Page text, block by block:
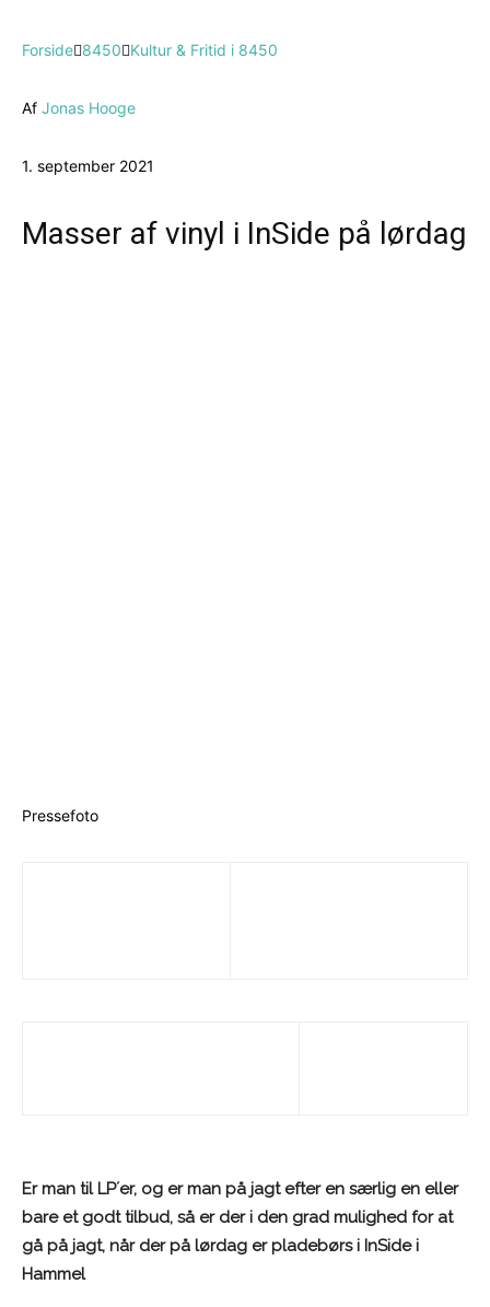
Forside 8450 Kultur & Fritid i 8450
Af Jonas Hooge
1. september 2021
Masser af vinyl i InSide på lørdag
Pressefoto
Er man til LP´er, og er man på jagt efter en særlig en eller
bare et godt tilbud, så er der i den grad mulighed for at
gå på jagt, når der på lørdag er pladebørs i InSide i
Hammel